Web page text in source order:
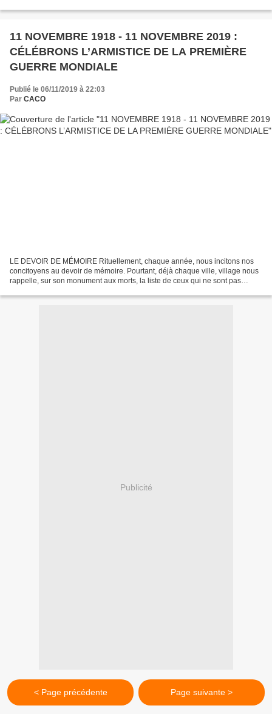
11 NOVEMBRE 1918 - 11 NOVEMBRE 2019 :
CÉLÉBRONS L’ARMISTICE DE LA PREMIÈRE
GUERRE MONDIALE
Publié le 06/11/2019 à 22:03
Par CACO
LE DEVOIR DE MÉMOIRE Rituellement, chaque année, nous incitons nos
concitoyens au devoir de mémoire. Pourtant, déjà chaque ville, village nous
rappelle, sur son monument aux morts, la liste de ceux qui ne sont pas
Publicité
< Page précédente Page suivante >